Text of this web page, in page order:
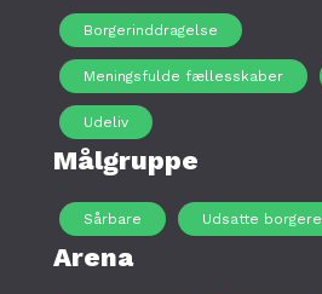
Borgerinddragelse
Meningsfulde fællesskaber
Udeliv
Målgruppe
Sårbare Udsatte borgere
Arena